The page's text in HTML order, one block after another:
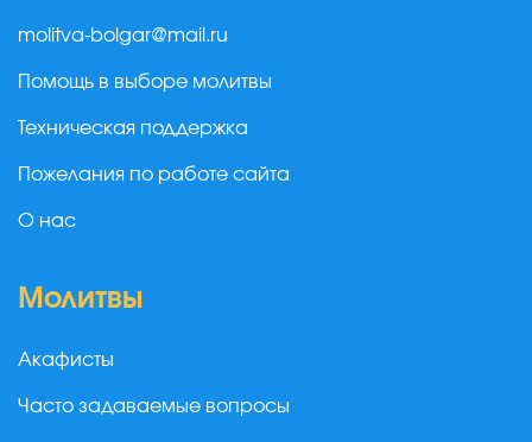
molitva-bolgar@mail.ru
Помощь в выборе молитвы
Техническая поддержка
Пожелания по работе сайта
О нас
Молитвы
Акафисты
Часто задаваемые вопросы